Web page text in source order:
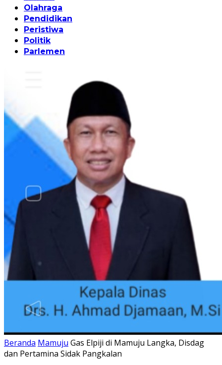
Olahraga
Pendidikan
Peristiwa
Politik
Parlemen
Beranda Mamuju Gas Elpiji di Mamuju Langka, Disdag
dan Pertamina Sidak Pangkalan